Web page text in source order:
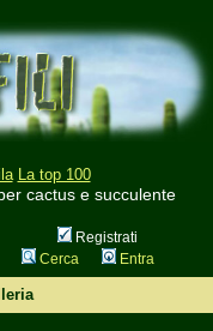
La top 100
cactus e succulente
Registrati
Cerca Entra